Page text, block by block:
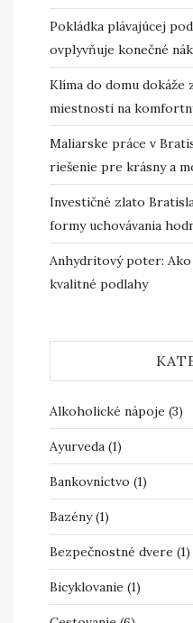
Pokládka plávajúcej
ovplyvňuje konečné
Klíma do domu
miestnosti na
Maliarske práce v
riešenie pre krásny a
Investičné zlato
formy uchovávania
Anhydritový poter:
kvalitné podlahy
Alkoholické nápoje (3)
Ayurveda (1)
Bankovníctvo (1)
Bazény(1)
Bezpečnostné dvere (1)
Bicyklovanie (1)